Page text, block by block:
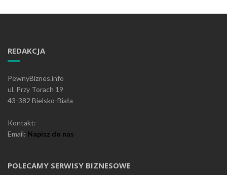
REDAKCJA
PewnyBiznes.info
ul. Przy Torach 19
43-382 Bielsko-Biała
Kontakt:
Email: Napisz do nas
POLECAMY SERWISY BIZNESOWE